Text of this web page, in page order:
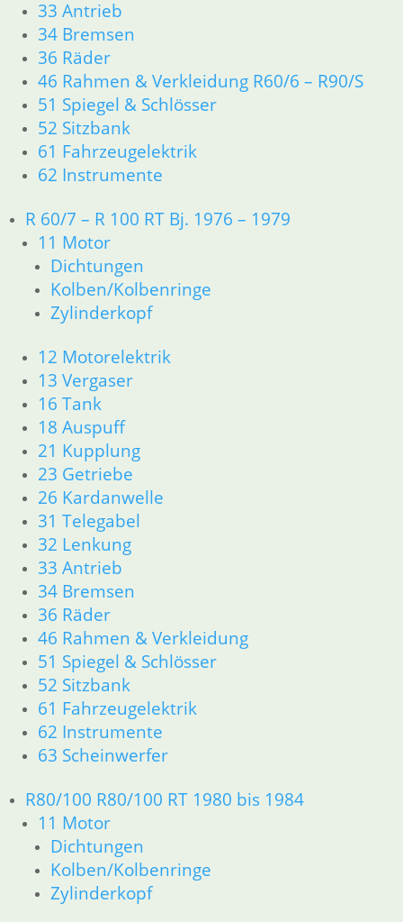
33 Antrieb
34 Bremsen
36 Räder
46 Rahmen & Verkleidung R60/6 – R90/S
51 Spiegel & Schlösser
52 Sitzbank
61 Fahrzeugelektrik
62 Instrumente
R 60/7 – R 100 RT Bj. 1976 – 1979
11 Motor
Dichtungen
Kolben/Kolbenringe
Zylinderkopf
12 Motorelektrik
13 Vergaser
16 Tank
18 Auspuff
21 Kupplung
23 Getriebe
26 Kardanwelle
31 Telegabel
32 Lenkung
33 Antrieb
34 Bremsen
36 Räder
46 Rahmen & Verkleidung
51 Spiegel & Schlösser
52 Sitzbank
61 Fahrzeugelektrik
62 Instrumente
63 Scheinwerfer
R80/100 R80/100 RT 1980 bis 1984
11 Motor
Dichtungen
Kolben/Kolbenringe
Zylinderkopf
inkl. MwSt.
zzgl.Versandkosten
In den Warenkorb
Shop
Ersatzteile nach Modell
K-Modell
11 Motor
Dichtungen
33 Antrieb
34 Bremsen
46 Rahmen Verkleidung
61 Fahrzeugelektrik
R25 /3
Dichtungen
Zylinderkopf
12 Motorelektrik
13 Vergaser
16 Tank
18 Auspuff
21 Kupplung
23 Getriebe
31 Telegabel
32 Lenkung
33 Antrieb
34 Bremsen
36 Räder
46 Rahmen Verkleidung R25/3
51 Spiegel & Schlösser
61 Fahrzeugelektrik
62 Instrumente
63 Scheinwerfer
R26 & R27
11 Motor
Dichtungen
12 Motorelektrik
13 Vergaser
16 Tank
18 Auspuff
21 Kupplung